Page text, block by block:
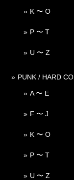
K 〜 O
P 〜 T
U 〜 Z
PUNK / HARD
A 〜 E
F 〜 J
K 〜 O
P 〜 T
U 〜 Z